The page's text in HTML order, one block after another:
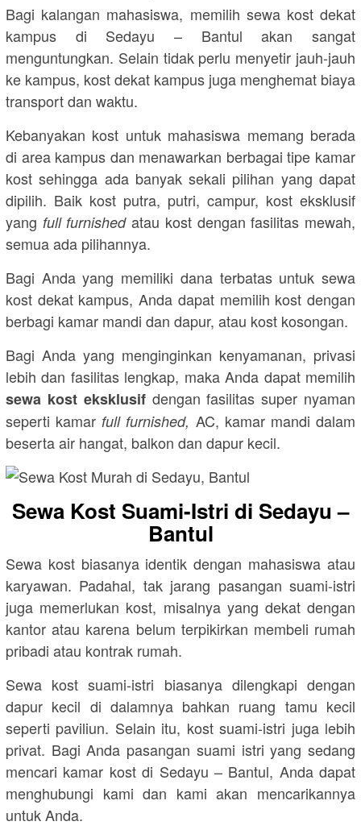
Bagi kalangan mahasiswa, memilih sewa kost dekat
kampus di Sedayu – Bantul akan sangat
menguntungkan. Selain tidak perlu menyetir jauh-jauh
ke kampus, kost dekat kampus juga menghemat biaya
transport dan waktu.
Kebanyakan kost untuk mahasiswa memang berada
di area kampus dan menawarkan berbagai tipe kamar
kost sehingga ada banyak sekali pilihan yang dapat
dipilih. Baik kost putra, putri, campur, kost eksklusif
yang full furnishedatau kost dengan fasilitas mewah,
semua ada pilihannya.
Bagi Anda yang memiliki dana terbatas untuk sewa
kost dekat kampus, Anda dapat memilih kost dengan
berbagi kamar mandi dan dapur, atau kost kosongan.
Bagi Anda yang menginginkan kenyamanan, privasi
lebih dan fasilitas lengkap, maka Anda dapat memilih
sewa kost eksklusifdengan fasilitas super nyaman
seperti kamarfull furnished, AC, kamar mandi dalam
beserta air hangat, balkon dan dapur kecil.
Sewa Kost Suami-Istri di Sedayu –
Bantul
Sewa kost biasanya identik dengan mahasiswa atau
karyawan. Padahal, tak jarang pasangan suami-istri
juga memerlukan kost, misalnya yang dekat dengan
kantor atau karena belum terpikirkan membeli rumah
pribadi atau kontrak rumah.
Sewa kost suami-istri biasanya dilengkapi dengan
dapur kecil di dalamnya bahkan ruang tamu kecil
seperti paviliun. Selain itu, kost suami-istri juga lebih
privat. Bagi Anda pasangan suami istri yang sedang
mencari kamar kost di Sedayu – Bantul, Anda dapat
menghubungi kami dan kami akan mencarikannya
untuk Anda.